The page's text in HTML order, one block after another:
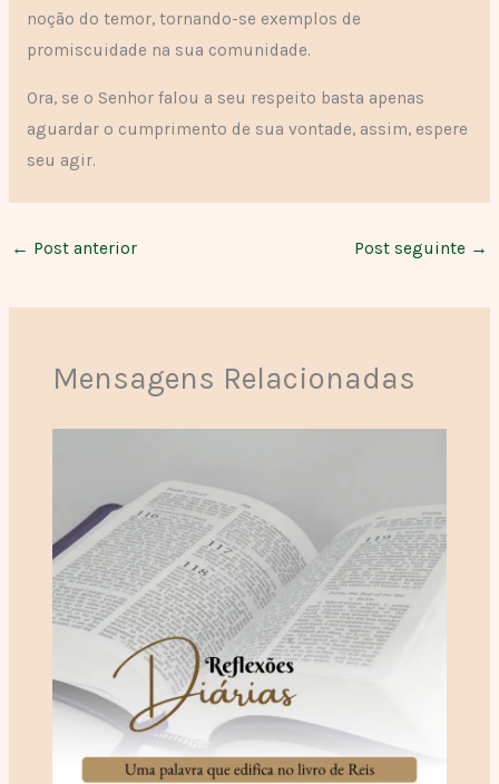
noção do temor, tornando-se exemplos de
promiscuidade na sua comunidade.
Ora, se o Senhor falou a seu respeito basta apenas
aguardar o cumprimento de sua vontade, assim, espere
seu agir.
← Post anterior Post seguinte →
Mensagens Relacionadas